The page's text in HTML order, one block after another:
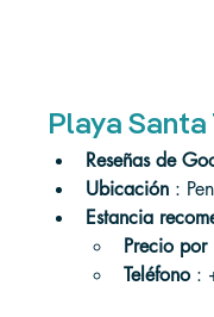
Playa
Reseñas de
Ubicación :
Estancia
Precio por
Teléfono :